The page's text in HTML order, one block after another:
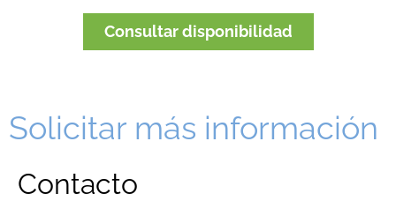
Consultar disponibilidad
Solicitar más información
Contacto